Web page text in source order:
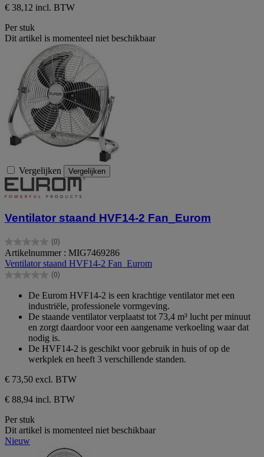
€ 38,12 incl. BTW
Per stuk
Dit artikel is momenteel niet beschikbaar
Vergelijken Vergelijken
Ventilator staand HVF14-2 Fan_Eurom
(0)
0.0
van
de
5
Artikelnummer : MIG7469286
Ventilator staand HVF14-2 Fan_Eurom
(0)
0.0
sterren.
De Eurom HVF14-2 is een krachtige ventilator met een
industriële, professionele vormgeving.
De staande ventilator verplaatst tot 73,4 m³ lucht per minuut
en zorgt daardoor voor een aangename verkoeling waar dat
nodig is.
De HVF14-2 is geschikt voor gebruik in huis of op de
werkplek en heeft 3 verschillende standen.
€ 73,50 excl. BTW
€ 88,94 incl. BTW
Per stuk
Dit artikel is momenteel niet beschikbaar
Nieuw